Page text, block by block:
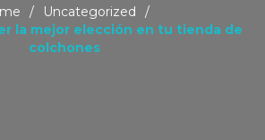
/ Uncategorized
/
la mejor elección en tu tienda de
colchones